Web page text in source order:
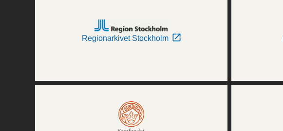
Regionarkivet Stockholm